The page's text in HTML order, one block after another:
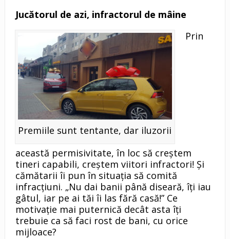
Jucătorul de azi, infractorul de mâine
Premiile sunt tentante, dar iluzorii
Prin
această permisivitate, în loc să creştem
tineri capabili, creştem viitori infractori! Şi
cămătarii îi pun în situaţia să comită
infracţiuni. „Nu dai banii până diseară, îţi iau
gâtul, iar pe ai tăi îi las fără casă!” Ce
motivaţie mai puternică decât asta îţi
trebuie ca să faci rost de bani, cu orice
mijloace?